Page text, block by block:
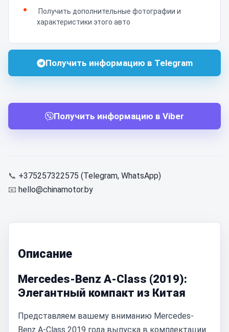
Получить дополнительные фотографии и
характеристики этого авто
Получить информацию в Telegram
Получить информацию в Viber
📞 +375257322575 (Telegram, WhatsApp)
📧 hello@chinamotor.by
Описание
Mercedes-Benz A-Class (2019):
Элегантный компакт из Китая
Представляем вашему вниманию Mercedes-
Benz A-Class 2019 года выпуска в комплектации